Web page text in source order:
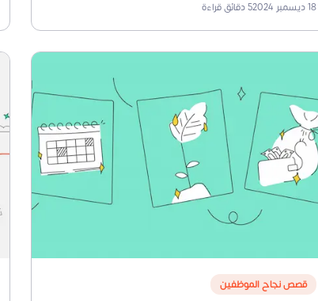
تنسَ مرونة التكيف مع الظروف، وتنظيم وقتك حسب
الأولويات لضمان تقدم مستمر.
18 ديسمبر 2024 5دقائق قراءة
قصص نجاح الموظفين